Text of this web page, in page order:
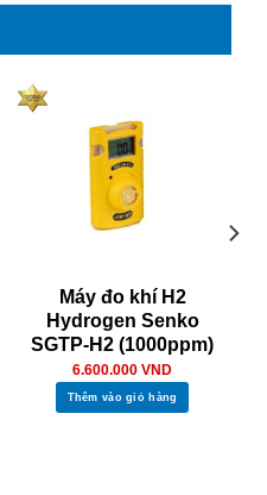
Máy đo khí H2
Hydrogen Senko
SGTP-H2 (1000ppm)
6.600.000 VND
Thêm vào giỏ hàng